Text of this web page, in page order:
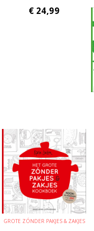
€ 24,99
GROTE ZÓNDER PAKJES & ZAKJES